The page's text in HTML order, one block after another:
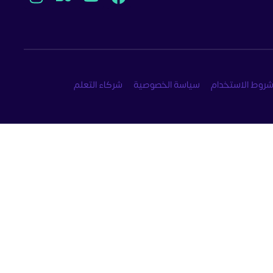
شروط الاستخدام سياسة الخصوصية شركاء التعلم